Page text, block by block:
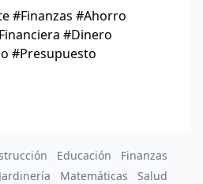
#Finanzas #Ahorro
#Dinero
#Presupuesto
Educación
Finanzas
Jardinería Matemáticas
Salud